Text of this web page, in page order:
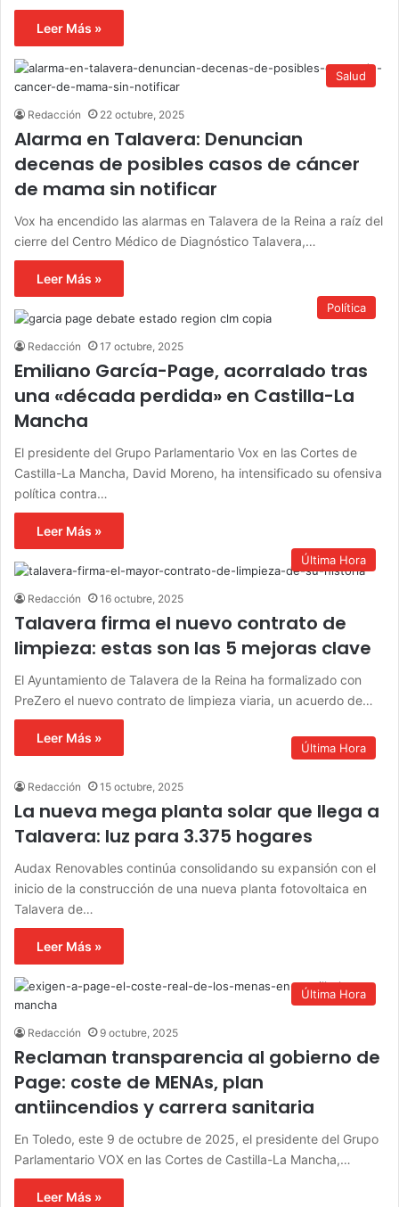
Leer Más »
Salud
Redacción 22 octubre, 2025
Alarma en Talavera: Denuncian
decenas de posibles casos de cáncer
de mama sin notificar
Vox ha encendido las alarmas en Talavera de la Reina a raíz del
cierre del Centro Médico de Diagnóstico Talavera,…
Leer Más »
Política
Redacción 17 octubre, 2025
Emiliano García-Page, acorralado tras
una «década perdida» en Castilla-La
Mancha
El presidente del Grupo Parlamentario Vox en las Cortes de
Castilla-La Mancha, David Moreno, ha intensificado su ofensiva
política contra…
Leer Más »
Última Hora
Redacción 16 octubre, 2025
Talavera firma el nuevo contrato de
limpieza: estas son las 5 mejoras clave
El Ayuntamiento de Talavera de la Reina ha formalizado con
PreZero el nuevo contrato de limpieza viaria, un acuerdo de…
Leer Más »
Última Hora
Redacción 15 octubre, 2025
La nueva mega planta solar que llega a
Talavera: luz para 3.375 hogares
Audax Renovables continúa consolidando su expansión con el
inicio de la construcción de una nueva planta fotovoltaica en
Talavera de…
Leer Más »
Última Hora
Redacción 9 octubre, 2025
Reclaman transparencia al gobierno de
Page: coste de MENAs, plan
antiincendios y carrera sanitaria
En Toledo, este 9 de octubre de 2025, el presidente del Grupo
Parlamentario VOX en las Cortes de Castilla-La Mancha,…
Leer Más »